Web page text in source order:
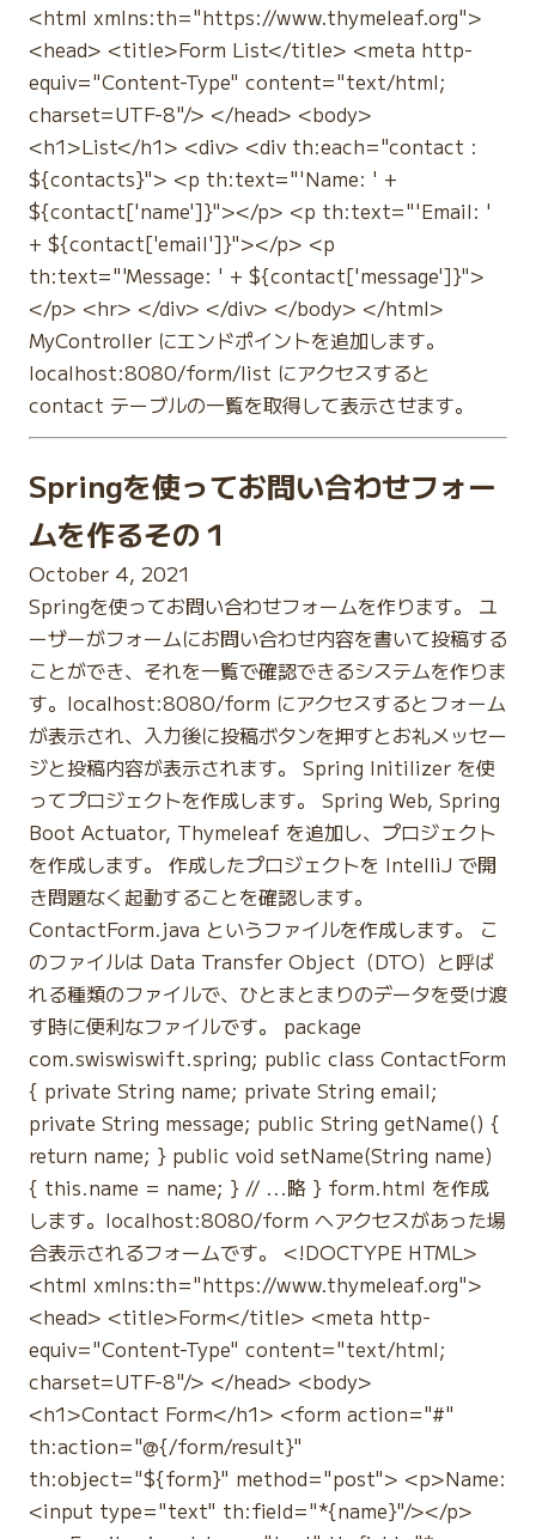
<html xmlns:th="https://www.thymeleaf.org">
<head> <title>Form List</title> <meta http-
equiv="Content-Type" content="text/html;
charset=UTF-8"/> </head> <body>
<h1>List</h1> <div> <div th:each="contact :
${contacts}"> <p th:text="'Name: ' +
${contact['name']}"></p> <p th:text="'Email: '
+ ${contact['email']}"></p> <p
th:text="'Message: ' + ${contact['message']}">
</p> <hr> </div> </div> </body> </html>
MyController にエンドポイントを追加します。
localhost:8080/form/list にアクセスすると
contact テーブルの一覧を取得して表示させます。
Springを使ってお問い合わせフォー
ムを作るその１
October 4, 2021
Springを使ってお問い合わせフォームを作ります。 ユ
ーザーがフォームにお問い合わせ内容を書いて投稿する
ことができ、それを一覧で確認できるシステムを作りま
す。localhost:8080/form にアクセスするとフォーム
が表示され、入力後に投稿ボタンを押すとお礼メッセー
ジと投稿内容が表示されます。 Spring Initilizer を使
ってプロジェクトを作成します。 Spring Web, Spring
Boot Actuator, Thymeleaf を追加し、プロジェクト
を作成します。 作成したプロジェクトを IntelliJ で開
き問題なく起動することを確認します。
ContactForm.java というファイルを作成します。 こ
のファイルは Data Transfer Object（DTO）と呼ば
れる種類のファイルで、ひとまとまりのデータを受け渡
す時に便利なファイルです。 package
com.swiswiswift.spring; public class ContactForm
{ private String name; private String email;
private String message; public String getName() {
return name; } public void setName(String name)
{ this.name = name; } // ...略 } form.html を作成
します。localhost:8080/form へアクセスがあった場
合表示されるフォームです。 <!DOCTYPE HTML>
<html xmlns:th="https://www.thymeleaf.org">
<head> <title>Form</title> <meta http-
equiv="Content-Type" content="text/html;
charset=UTF-8"/> </head> <body>
<h1>Contact Form</h1> <form action="#"
th:action="@{/form/result}"
th:object="${form}" method="post"> <p>Name:
<input type="text" th:field="*{name}"/></p>